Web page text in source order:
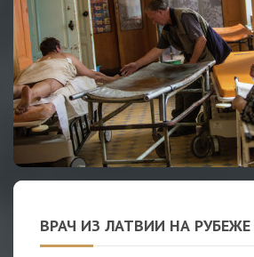
ВРАЧ ИЗ ЛАТВИИ НА